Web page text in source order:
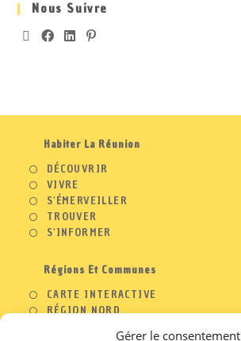
Gérer le consentement
Nous Suivre
Habiter La Réunion
DÉCOUVRIR
VIVRE
S'ÉMERVEILLER
TROUVER
S'INFORMER
Régions Et Communes
CARTE INTERACTIVE
RÉGION NORD